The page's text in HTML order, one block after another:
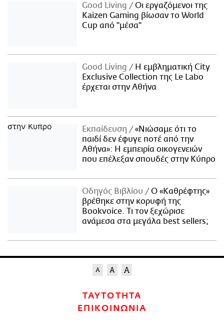
Good Living
Οι εργαζόμενοι της
Kaizen Gaming βίωσαν το World
Cup από "μέσα"
Good Living
Η εμβληματική City
Exclusive Collection της Le Labo
έρχεται στην Αθήνα
Εκπαίδευση
«Νιώσαμε ότι το
παιδί δεν έφυγε ποτέ από την
Αθήνα»: Η εμπειρία οικογενειών
που επέλεξαν σπουδές στην Κύπρο
Οδηγός Βιβλίου
Ο «Καθρέφτης»
βρέθηκε στην κορυφή της
Bookvoice. Τι τον ξεχώρισε
ανάμεσα στα μεγάλα best sellers;
ΤΑΥΤΟΤΗΤΑ
ΕΠΙΚΟΙΝΩΝΙΑ